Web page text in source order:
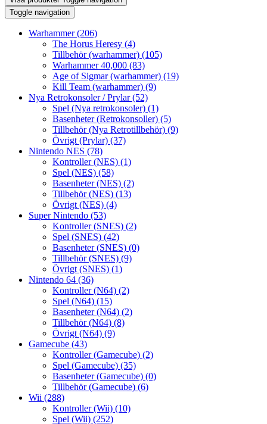
Toggle navigation
Warhammer(206)
The Horus Heresy (4)
Tillbehör (warhammer) (105)
Warhammer 40,000 (83)
Age of Sigmar (warhammer) (19)
Kill Team (warhammer) (9)
Nya Retrokonsoler / Prylar(52)
Spel (Nya retrokonsoler) (1)
Basenheter (Retrokonsoller) (5)
Tillbehör (Nya Retrotillbehör) (9)
Övrigt (Prylar) (37)
Nintendo NES (78)
Kontroller (NES) (1)
Spel (NES) (58)
Basenheter (NES) (2)
Tillbehör (NES) (13)
Övrigt (NES) (4)
Super Nintendo (53)
Kontroller (SNES) (2)
Spel (SNES) (42)
Basenheter (SNES) (0)
Tillbehör (SNES) (9)
Övrigt (SNES) (1)
Nintendo 64 (36)
Kontroller (N64) (2)
Spel (N64) (15)
Basenheter (N64) (2)
Tillbehör (N64) (8)
Övrigt (N64) (9)
Gamecube (43)
Kontroller (Gamecube) (2)
Spel (Gamecube) (35)
Basenheter (Gamecube) (0)
Tillbehör (Gamecube) (6)
Wii (288)
Kontroller (Wii) (10)
Spel (Wii) (252)